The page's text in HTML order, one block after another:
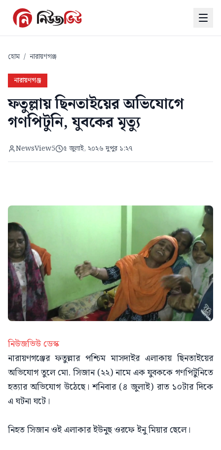
হোম / নারায়ণগঞ্জ
নারায়ণগঞ্জ
ফতুল্লায় ছিনতাইয়ের অভিযোগে
গণপিটুনি, যুবকের মৃত্যু
NewsView5 ৫ জুলাই, ২০২৬ দুপুর ১:২৭
নিউজভিউ ডেস্ক
নারায়ণগঞ্জের ফতুল্লার পশ্চিম মাসদাইর এলাকায় ছিনতাইয়ের
অভিযোগ তুলে মো. সিজান (২২) নামে এক যুবককে গণপিটুনিতে
হত্যার অভিযোগ উঠেছে। শনিবার (৪ জুলাই) রাত ১০টার দিকে
এ ঘটনা ঘটে।
নিহত সিজান ওই এলাকার ইউনুছ ওরফে ইনু মিয়ার ছেলে।